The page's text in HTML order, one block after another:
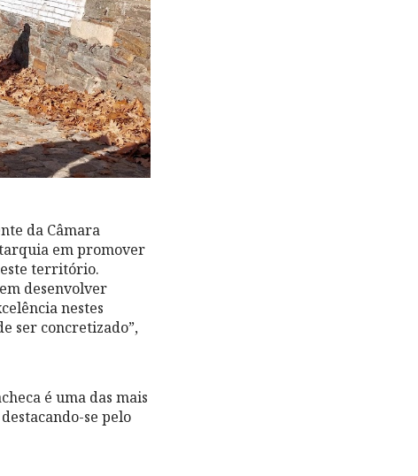
da Câmara
em promover
território.
desenvolver
nestes
ser concretizado”,
é uma das mais
se pelo